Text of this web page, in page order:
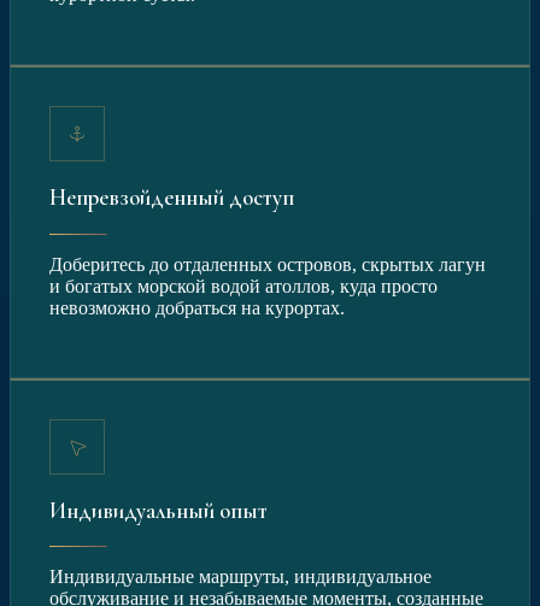
Непревзойденный доступ
Доберитесь до отдаленных островов, скрытых лагун
и богатых морской водой атоллов, куда просто
невозможно добраться на курортах.
Индивидуальный опыт
Индивидуальные маршруты, индивидуальное
обслуживание и незабываемые моменты, созданные